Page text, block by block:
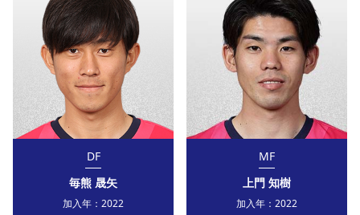
DF
毎熊 晟矢
加入年： 2022
MF
上門 知樹
加入年： 2022